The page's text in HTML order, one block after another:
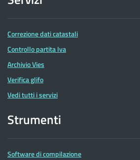
Correzione dati catastali
Controllo partita Iva
Archivio Vies
Verifica glifo
Vedi tutti i servizi
Strumenti
Software di compilazione